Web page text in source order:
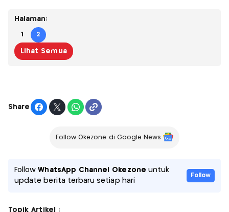
Halaman:
1 2
Lihat Semua
Share
Follow Okezone di Google News
FollowWhatsApp Channel Okezone untuk
update berita terbaru setiap hari
Follow
Topik Artikel :